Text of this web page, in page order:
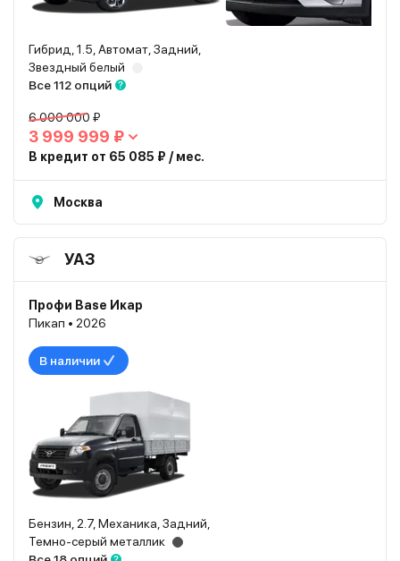
Гибрид, 1.5, Автомат, Задний,
Звездный белый
Все 112 опций
6 000 000 ₽
3 999 999 ₽
В кредит от 65 085 ₽ / мес.
Москва
УАЗ
Профи Base Икар
Пикап • 2026
В наличии
Бензин, 2.7, Механика, Задний,
Темно-серый металлик